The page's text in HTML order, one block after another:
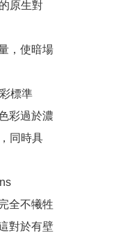
原生對
，使暗場
標準
彩過於濃
同時具
全不犧牲
對於有壁